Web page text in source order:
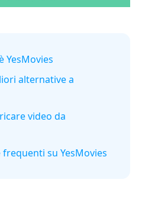
YesMovies
alternative a
video da
su YesMovies